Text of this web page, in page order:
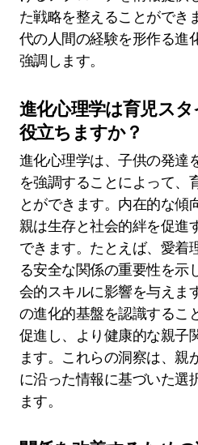
を与えます。協力や競争な
の本性において普遍的であ
これらの心理的原則を理解
す。たとえば、内在的なバ
で、対立の解決が改善され
さらに、進化心理学は教育
けるアプローチを情報提供
た戦略を整えることができ
代の人間の経験を形作る進
強調します。
進化心理学は育児ス
役立ちますか？
進化心理学は、子供の発達
を強調することによって、
とができます。内在的な傾
親は生存と社会的絆を促進
る安全な関係の重要性を示